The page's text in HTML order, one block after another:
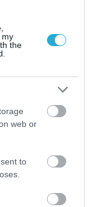
my
the
web or
to
του
Οι όμηροι της
– Νίκη του
ξανά στο
ελπίδας για την